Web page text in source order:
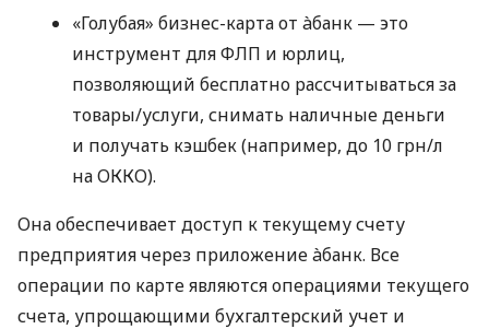
«Голубая» бизнес-карта от àбанк — это
инструмент для ФЛП и юрлиц,
позволяющий бесплатно рассчитываться за
товары/услуги, снимать наличные деньги
и получать кэшбек (например, до 10 грн/л
на ОККО).
Она обеспечивает доступ к текущему счету
предприятия через приложение àбанк. Все
операции по карте являются операциями текущего
счета, упрощающими бухгалтерский учет и